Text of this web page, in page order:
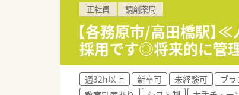
正社員 調剤薬局
【各務原市/高田橋駅
採用です◎将来的に管
週32h以上 新卒可 未経験可 ブ